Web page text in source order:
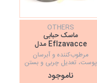
OTHERS
ماسک حبابی
Eflzavacce مدل
Carbonated Bubble
Clay Mask
مرطوب‌کننده و آبرسان
پوست، تعدیل چربی و بستن
منافذ باز پوست
ناموجود